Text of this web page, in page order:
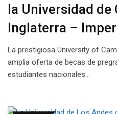
la Universidad de
Inglaterra –
La prestigiosa University of
amplia oferta de becas de
estudiantes nacionales…